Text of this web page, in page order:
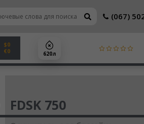
(067)
$0
€0
620 л
Осушитель
FDSK 750